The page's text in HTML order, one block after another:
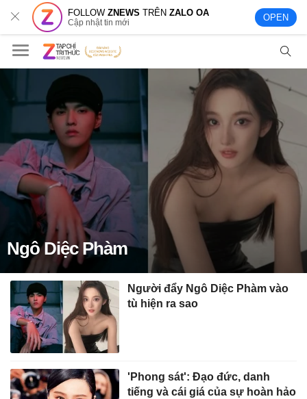
FOLLOWZNEWS TRÊNZALO OA
Cập nhật tin mới OPEN
Ngô Diệc Phàm
Người đẩy Ngô Diệc Phàm vào
tù hiện ra sao
'Phong sát': Đạo đức, danh
tiếng và cái giá của sự hoàn hảo